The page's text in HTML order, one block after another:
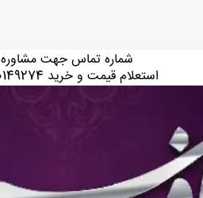
شماره تماس جهت مشاوره
استعلام قیمت و خرید 09120149274